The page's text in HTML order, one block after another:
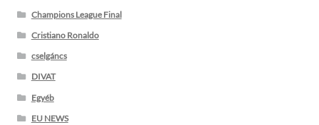
Champions League Final
Cristiano Ronaldo
cselgáncs
DIVAT
Egyéb
EU NEWS